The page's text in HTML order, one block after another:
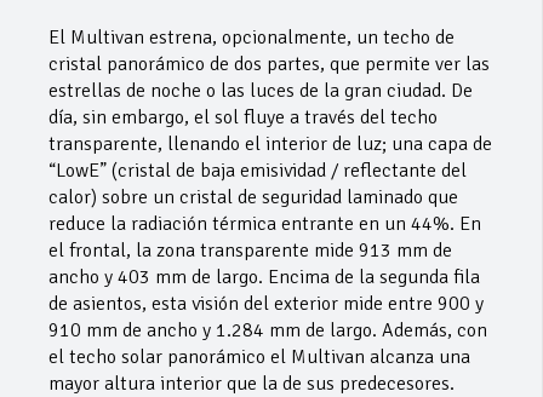
El Multivan estrena, opcionalmente, un techo de
cristal panorámico de dos partes, que permite ver las
estrellas de noche o las luces de la gran ciudad. De
día, sin embargo, el sol fluye a través del techo
transparente, llenando el interior de luz; una capa de
“LowE” (cristal de baja emisividad / reflectante del
calor) sobre un cristal de seguridad laminado que
reduce la radiación térmica entrante en un 44%. En
el frontal, la zona transparente mide 913 mm de
ancho y 403 mm de largo. Encima de la segunda fila
de asientos, esta visión del exterior mide entre 900 y
910 mm de ancho y 1.284 mm de largo. Además, con
el techo solar panorámico el Multivan alcanza una
mayor altura interior que la de sus predecesores.